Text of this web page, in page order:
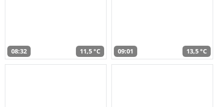
08:32 11,5 °C 09:01 13,5 °C